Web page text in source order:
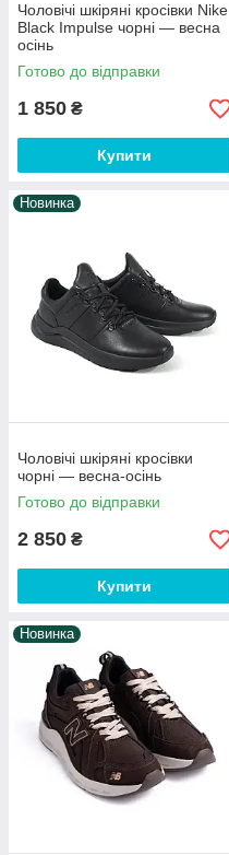
Чоловічі шкіряні кросівки Nike
Black Impulse чорні — весна
осінь
Готово до відправки
1 850 ₴
Купити
Новинка
Чоловічі шкіряні кросівки
чорні — весна-осінь
Готово до відправки
2 850 ₴
Купити
Новинка